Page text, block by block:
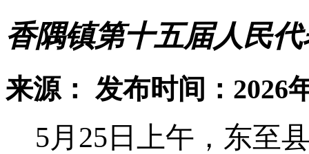
香隅镇第十五届人民
来源： 发布时间：2026
5月25日上午，东至